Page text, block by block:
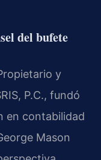
del bufete
y
P.C., fundó
en contabilidad
Mason